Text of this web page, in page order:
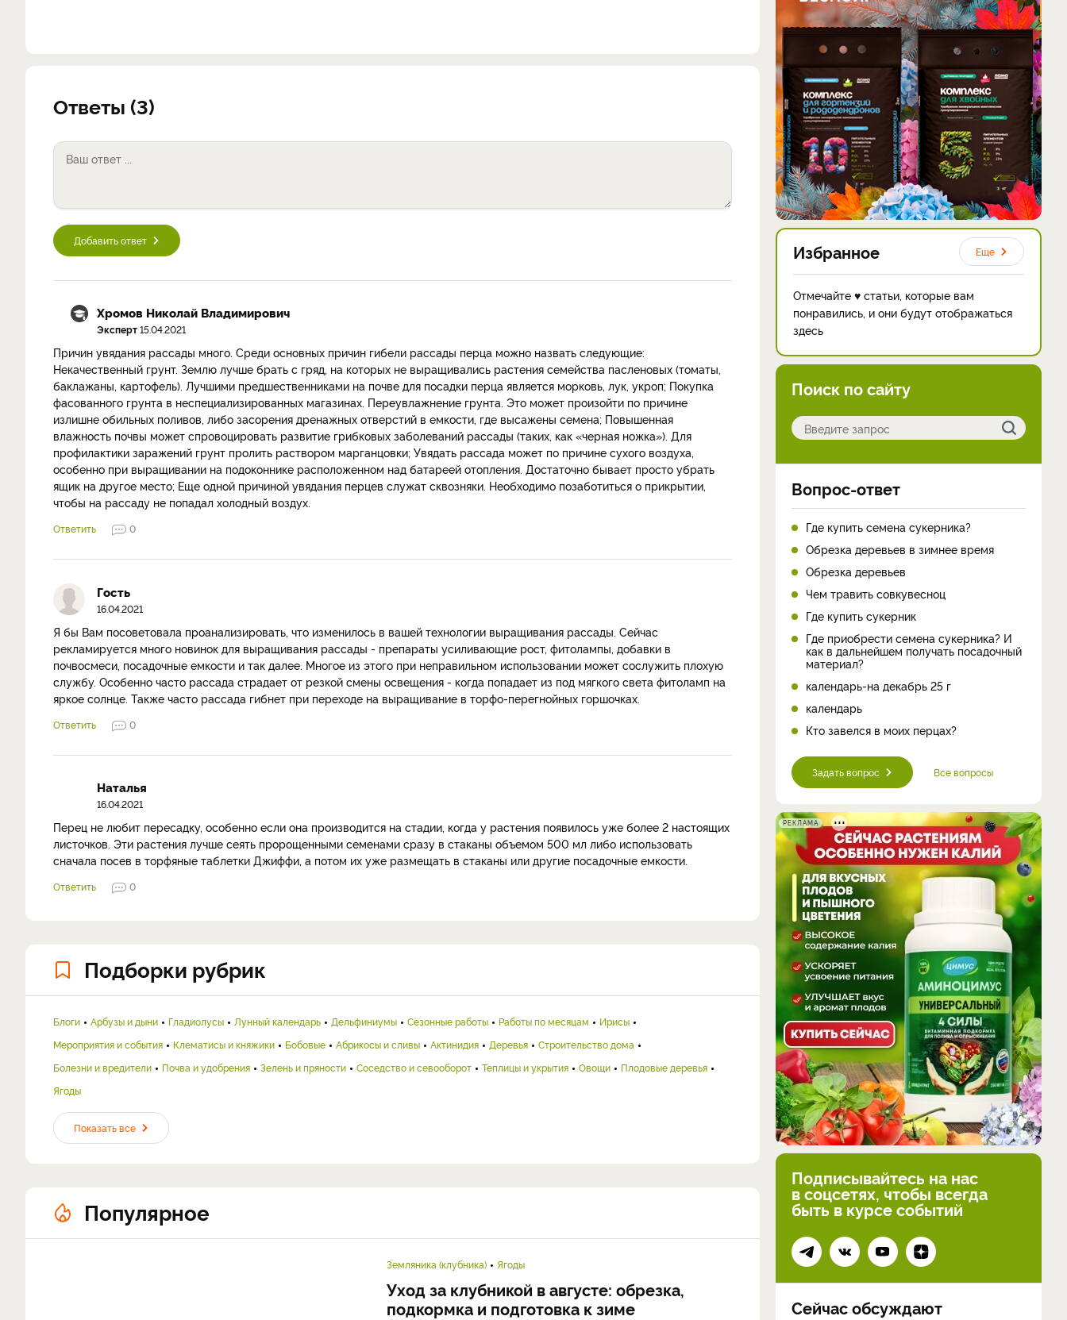
Ответы (3)
Добавить ответ
Хромов Николай Владимирович
Эксперт15.04.2021
Причин увядания рассады много. Среди основных причин гибели рассады перца можно назвать следующие:
Некачественный грунт. Землю лучше брать с гряд, на которых не выращивались растения семейства пасленовых (томаты,
баклажаны, картофель). Лучшими предшественниками на почве для посадки перца является морковь, лук, укроп; Покупка
фасованного грунта в неспециализированных магазинах. Переувлажнение грунта. Это может произойти по причине
излишне обильных поливов, либо засорения дренажных отверстий в емкости, где высажены семена; Повышенная
влажность почвы может спровоцировать развитие грибковых заболеваний рассады (таких, как «черная ножка»). Для
профилактики заражений грунт пролить раствором марганцовки; Увядать рассада может по причине сухого воздуха,
особенно при выращивании на подоконнике расположенном над батареей отопления. Достаточно бывает просто убрать
ящик на другое место; Еще одной причиной увядания перцев служат сквозняки. Необходимо позаботиться о прикрытии,
чтобы на рассаду не попадал холодный воздух.
Ответить 0
Гость
16.04.2021
Я бы Вам посоветовала проанализировать, что изменилось в вашей технологии выращивания рассады. Сейчас
рекламируется много новинок для выращивания рассады - препараты усиливающие рост, фитолампы, добавки в
почвосмеси, посадочные емкости и так далее. Многое из этого при неправильном использовании может сослужить плохую
службу. Особенно часто рассада страдает от резкой смены освещения - когда попадает из под мягкого света фитоламп на
яркое солнце. Также часто рассада гибнет при переходе на выращивание в торфо-перегнойных горшочках.
Ответить 0
Наталья
16.04.2021
Перец не любит пересадку, особенно если она производится на стадии, когда у растения появилось уже более 2 настоящих
листочков. Эти растения лучше сеять пророщенными семенами сразу в стаканы объемом 500 мл либо использовать
сначала посев в торфяные таблетки Джиффи, а потом их уже размещать в стаканы или другие посадочные емкости.
Ответить 0
Подборки рубрик
Блоги Арбузы и дыни Гладиолусы Лунный календарь Дельфиниумы Сезонные работы Работы по месяцам
Ирисы
Мероприятия и события
Клематисы и княжики Бобовые Абрикосы и сливы Актинидия Деревья
Строительство дома
Болезни и вредители
Почва и удобрения Зелень и пряности Соседство и севооборот Теплицы и укрытия Овощи
Плодовые деревья
Ягоды
Показать все
Популярное
Земляника (клубника) Ягоды
Уход за клубникой в августе: обрезка,
подкормка и подготовка к зиме
Избранное Еще
Отмечайте ♥ статьи, которые вам
понравились, и они будут отображаться
здесь
Поиск по сайту
Вопрос-ответ
Где купить семена сукерника?
Обрезка деревьев в зимнее время
Обрезка деревьев
Чем травить совкувесноц
Где купить сукерник
Где приобрести семена сукерника? И
как в дальнейшем получать посадочный
материал?
календарь-на декабрь 25 г
календарь
Кто завелся в моих перцах?
Задать вопрос Все вопросы
РЕКЛАМА
Подписывайтесь на нас
в соцсетях, чтобы всегда
быть в курсе событий
Сейчас обсуждают